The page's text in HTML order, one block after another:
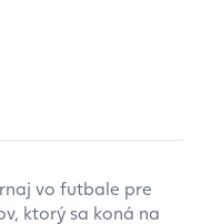
vo futbale pre
ktorý sa koná na